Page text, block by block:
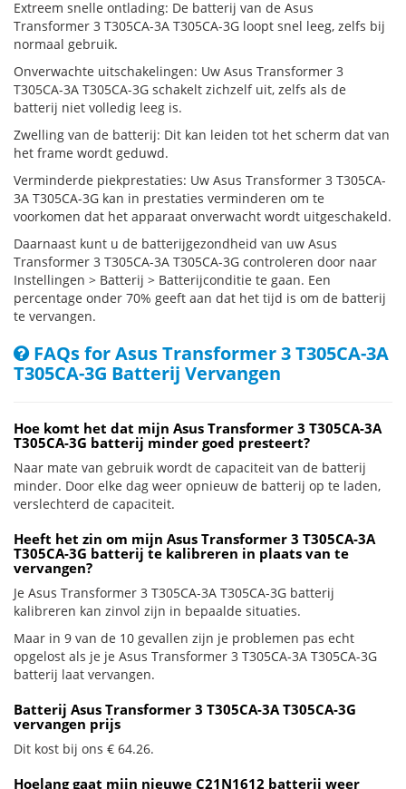
Extreem snelle ontlading: De batterij van de Asus
Transformer 3 T305CA-3A T305CA-3G loopt snel leeg, zelfs bij
normaal gebruik.
Onverwachte uitschakelingen: Uw Asus Transformer 3
T305CA-3A T305CA-3G schakelt zichzelf uit, zelfs als de
batterij niet volledig leeg is.
Zwelling van de batterij: Dit kan leiden tot het scherm dat van
het frame wordt geduwd.
Verminderde piekprestaties: Uw Asus Transformer 3 T305CA-
3A T305CA-3G kan in prestaties verminderen om te
voorkomen dat het apparaat onverwacht wordt uitgeschakeld.
Daarnaast kunt u de batterijgezondheid van uw Asus
Transformer 3 T305CA-3A T305CA-3G controleren door naar
Instellingen > Batterij > Batterijconditie te gaan. Een
percentage onder 70% geeft aan dat het tijd is om de batterij
te vervangen.
FAQs for Asus Transformer 3 T305CA-3A
T305CA-3G Batterij Vervangen
Hoe komt het dat mijn Asus Transformer 3 T305CA-3A
T305CA-3G batterij minder goed presteert?
Naar mate van gebruik wordt de capaciteit van de batterij
minder. Door elke dag weer opnieuw de batterij op te laden,
verslechterd de capaciteit.
Heeft het zin om mijn Asus Transformer 3 T305CA-3A
T305CA-3G batterij te kalibreren in plaats van te
vervangen?
Je Asus Transformer 3 T305CA-3A T305CA-3G batterij
kalibreren kan zinvol zijn in bepaalde situaties.
Maar in 9 van de 10 gevallen zijn je problemen pas echt
opgelost als je je Asus Transformer 3 T305CA-3A T305CA-3G
batterij laat vervangen.
Batterij Asus Transformer 3 T305CA-3A T305CA-3G
vervangen prijs
Dit kost bij ons € 64.26.
Hoelang gaat mijn nieuwe C21N1612 batterij weer